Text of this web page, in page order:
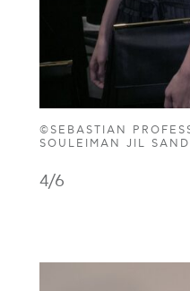
©SEBASTIAN
SOULEIMAN JIL
4/6